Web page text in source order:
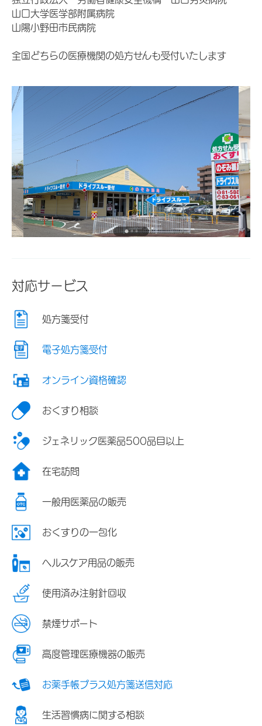
山口大学医学部附属病院
山陽小野田市民病院
全国どちらの医療機関の処方せんも受付いたします
対応サービス
処方箋受付
電子処方箋受付
オンライン資格確認
おくすり相談
ジェネリック医薬品500品目以上
在宅訪問
一般用医薬品の販売
おくすりの一包化
ヘルスケア用品の販売
使用済み注射針回収
禁煙サポート
高度管理医療機器の販売
お薬手帳プラス処方箋送信対応
生活習慣病に関する相談